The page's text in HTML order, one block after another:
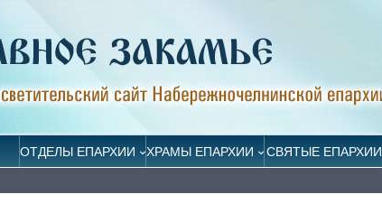
ОТДЕЛЫ ЕПАРХИИ ХРАМЫ ЕПАРХИИ СВЯТЫЕ ЕПАРХИИ